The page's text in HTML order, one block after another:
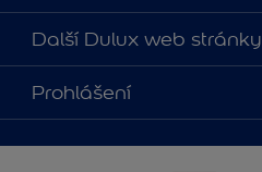
O nás
Kontaktujte nás
Najít obchod
Další Dulux web stránky
duluxmalir.cz
duluxmaliar.sk
duluxprodejnabarev.cz
Prohlášení